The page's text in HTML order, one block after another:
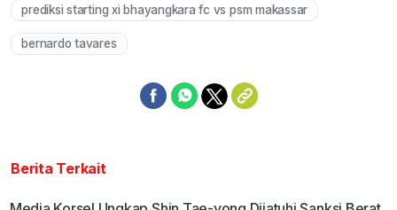
prediksi starting xi bhayangkara fc vs psm makassar
bernardo tavares
Berita Terkait